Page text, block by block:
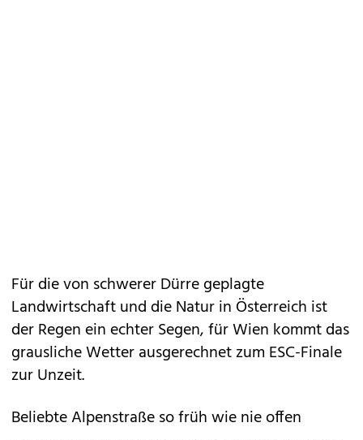
Für die von schwerer Dürre geplagte
Landwirtschaft und die Natur in Österreich ist
der Regen ein echter Segen, für Wien kommt das
grausliche Wetter ausgerechnet zum ESC-Finale
zur Unzeit.
Beliebte Alpenstraße so früh wie nie offen